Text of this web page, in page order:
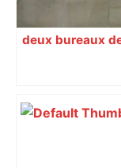
deux bureaux